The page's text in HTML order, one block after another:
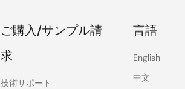
ご購入/サンプル請
求
技術サポート
言語
English
中文